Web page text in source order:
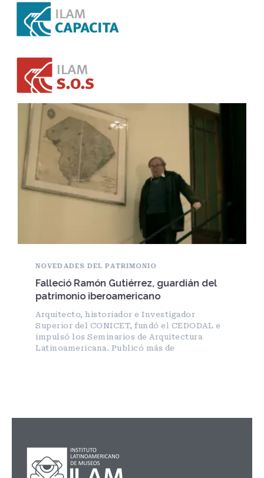
NOVEDADES DEL PATRIMONIO
Falleció Ramón Gutiérrez, guardián del
patrimonio iberoamericano
Arquitecto, historiador e Investigador
Superior del CONICET, fundó el CEDODAL e
impulsó los Seminarios de Arquitectura
Latinoamericana. Publicó más de